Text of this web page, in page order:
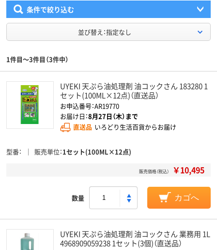
条件で絞り込む
並び替え：指定なし
1件目～3件目（3件中）
UYEKI 天ぷら油処理剤 油コックさん 183280 1
セット(100ML×12点)（直送品）
お申込番号：AR19770
お届け日：8月27日（木）まで
直送品 いろどり生活百貨からお届け
型番 販売単位 1セット(100ML×12点)
販売価格（税込） ￥10,495
数量 カゴへ
UYEKI 天ぷら油処理剤 油コックさん 業務用 1L
4968909059238 1セット(3個)（直送品）